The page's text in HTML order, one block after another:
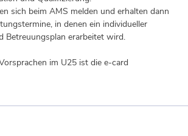
sich beim AMS melden und erhalten dann
in denen ein individueller
Betreuungsplan erarbeitet wird.
im U25 ist die e-card